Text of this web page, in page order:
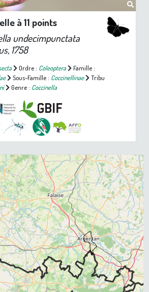
à 11 points
undecimpunctata
1758
Ordre : Coleoptera
Famille :
Sous-Famille : Coccinellinae
Tribu
Genre : Coccinella